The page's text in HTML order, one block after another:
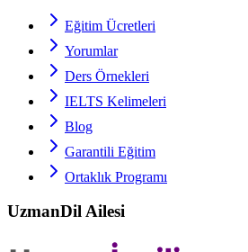
Eğitim Ücretleri
Yorumlar
Ders Örnekleri
IELTS Kelimeleri
Blog
Garantili Eğitim
Ortaklık Programı
UzmanDil Ailesi